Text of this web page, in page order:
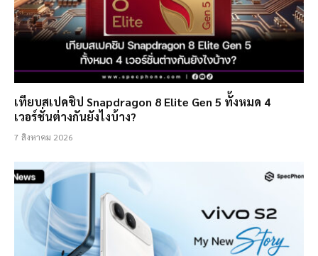
เทียบสเปคชิป Snapdragon 8 Elite Gen 5 ทั้งหมด 4
เวอร์ชั่นต่างกันยังไงบ้าง?
7 สิงหาคม 2026